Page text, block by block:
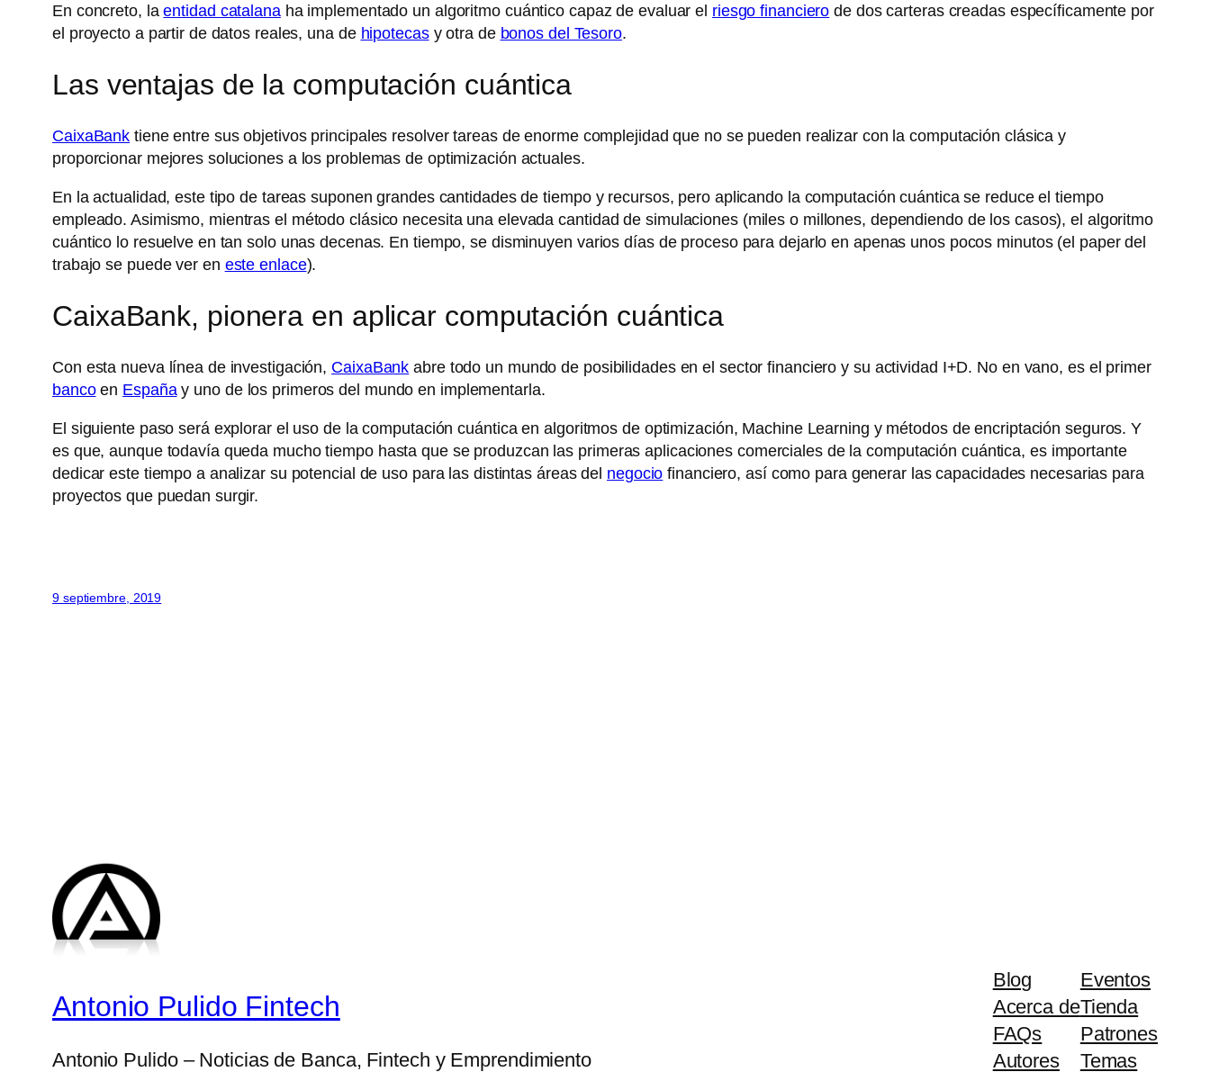
En concreto, laentidad catalanaha implementado un algoritmo cuántico capaz de evaluar el riesgo financiero de dos carteras creadas específicamente por
el proyecto a partir de datos reales, una de hipotecasy otra de bonos del Tesoro.
Las ventajas de la computación cuántica
CaixaBank tiene entre sus objetivos principales resolver tareas de enorme complejidad que no se pueden realizar con la computación clásica y
proporcionar mejores soluciones a los problemas de optimización actuales.
En la actualidad, este tipo de tareas suponen grandes cantidades de tiempo y recursos, pero aplicando la computación cuántica se reduce el tiempo
empleado. Asimismo, mientras el método clásico necesita una elevada cantidad de simulaciones (miles o millones, dependiendo de los casos), el algoritmo
cuántico lo resuelve en tan solo unas decenas. En tiempo, se disminuyen varios días de proceso para dejarlo en apenas unos pocos minutos (el paper del
trabajo se puede ver en este enlace).
CaixaBank, pionera en aplicar computación cuántica
Con esta nueva línea de investigación, CaixaBank abre todo un mundo de posibilidades en el sector financiero y su actividad I+D. No en vano, es el primer
bancoen Españay uno de los primeros del mundo en implementarla.
El siguiente paso será explorar el uso de la computación cuántica en algoritmos de optimización, Machine Learning y métodos de encriptación seguros. Y
es que, aunque todavía queda mucho tiempo hasta que se produzcan las primeras aplicaciones comerciales de la computación cuántica, es importante
dedicar este tiempo a analizar su potencial de uso para las distintas áreas del negocio financiero, así como para generar las capacidades necesarias para
proyectos que puedan surgir.
9 septiembre, 2019
Antonio Pulido Fintech
Antonio Pulido – Noticias de Banca, Fintech y Emprendimiento
Blog
Acerca de
FAQs
Autores
Eventos
Tienda
Patrones
Temas